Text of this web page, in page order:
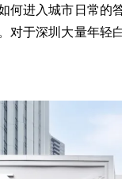
何进入城市日常的
对于深圳大量年轻